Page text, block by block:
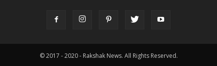
© 2017 - 2020 - Rakshak News. All Rights Reserved.